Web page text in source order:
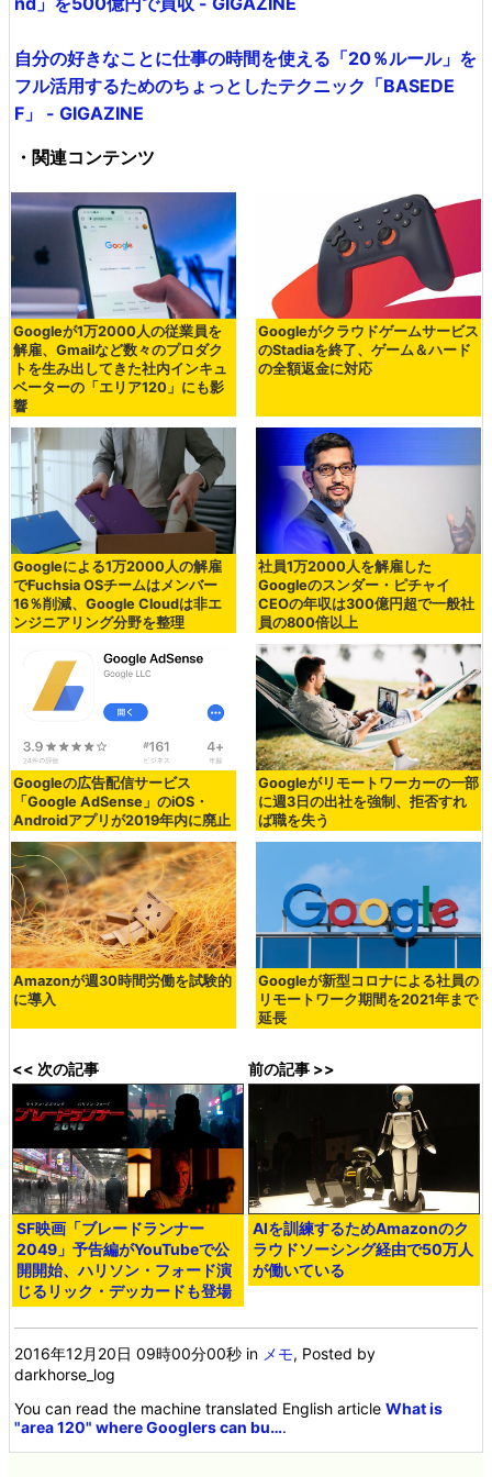
自分の好きなことに仕事の時間を使える「20％ルール」を
フル活用するためのちょっとしたテクニック「BASEDE
F」 - GIGAZINE
・関連コンテンツ
Googleが1万2000人の従業員を
解雇、Gmailなど数々のプロダク
トを生み出してきた社内インキュ
ベーターの「エリア120」にも影
響
Googleがクラウドゲームサービス
のStadiaを終了、ゲーム＆ハード
の全額返金に対応
Googleによる1万2000人の解雇
でFuchsia OSチームはメンバー
16％削減、Google Cloudは非エ
ンジニアリング分野を整理
社員1万2000人を解雇した
Googleのスンダー・ピチャイ
CEOの年収は300億円超で一般社
員の800倍以上
Googleの広告配信サービス
「Google AdSense」のiOS・
Androidアプリが2019年内に廃止
Googleがリモートワーカーの一部
に週3日の出社を強制、拒否すれ
ば職を失う
Amazonが週30時間労働を試験的
に導入
Googleが新型コロナによる社員の
リモートワーク期間を2021年まで
延長
<< 次の記事
SF映画「ブレードランナー
2049」予告編がYouTubeで公
開開始、ハリソン・フォード演
じるリック・デッカードも登場
前の記事 >>
AIを訓練するためAmazonのク
ラウドソーシング経由で50万人
が働いている
2016年12月20日 09時00分00秒 in メモ, Posted by
darkhorse_log
You can read the machine translated English articleWhat is
"area 120" where Googlers can bu….